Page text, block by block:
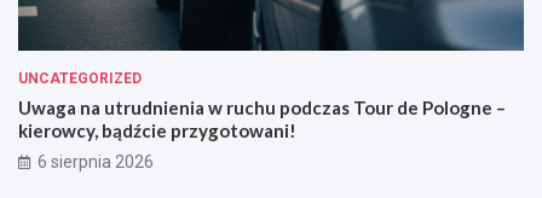
UNCATEGORIZED
Uwaga na utrudnienia w ruchu podczas Tour de Pologne –
kierowcy, bądźcie przygotowani!
6 sierpnia 2026